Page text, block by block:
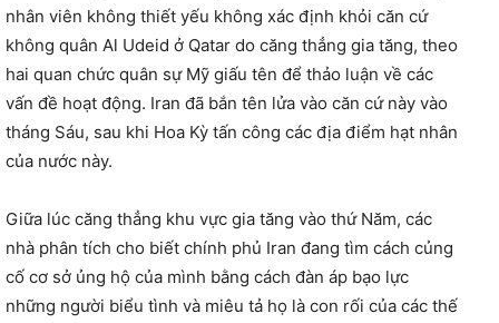
nhân viên không thiết yếu không xác định khỏi căn cứ
không quân Al Udeid ở Qatar do căng thẳng gia tăng, theo
hai quan chức quân sự Mỹ giấu tên để thảo luận về các
vấn đề hoạt động. Iran đã bắn tên lửa vào căn cứ này vào
tháng Sáu, sau khi Hoa Kỳ tấn công các địa điểm hạt nhân
của nước này.
Giữa lúc căng thẳng khu vực gia tăng vào thứ Năm, các
nhà phân tích cho biết chính phủ Iran đang tìm cách củng
cố cơ sở ủng hộ của mình bằng cách đàn áp bạo lực
những người biểu tình và miêu tả họ là con rối của các thế